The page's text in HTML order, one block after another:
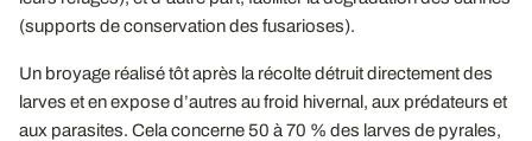
(supports de conservation des fusarioses).
Un broyage réalisé tôt après la récolte détruit directement des
larves et en expose d’autres au froid hivernal, aux prédateurs et
aux parasites. Cela concerne 50 à 70 % des larves de pyrales,